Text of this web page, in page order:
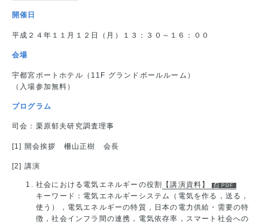
開催日
平成２４年１１月１２日（月）１３：３０～１６：００
会場
宇都宮ポートホテル（11F グランドボールルーム）
（入場参加無料）
プログラム
司会：栗原郁夫研究調査理事
[1] 開会挨拶 柵山正樹 会長
[2] 講演
社会における電気エネルギーの役割
【講演資料】
キーワード：電気エネルギーシステム（電気を作る，送る，
使う），電気エネルギーの特質，日本の電力供給・需要の特
徴，社会インフラ間の連携，電気依存率，スマート社会への